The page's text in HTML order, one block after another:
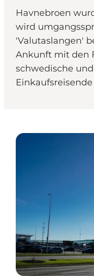
Havnebroen
wird
'Valutaslangen'
Ankunft mit den
schwedische